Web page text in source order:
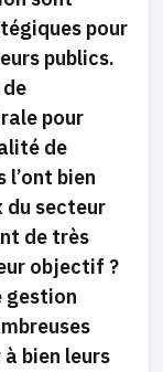
pour
publics.
pour
de
l’ont bien
du secteur
de très
objectif ?
gestion
bien leurs